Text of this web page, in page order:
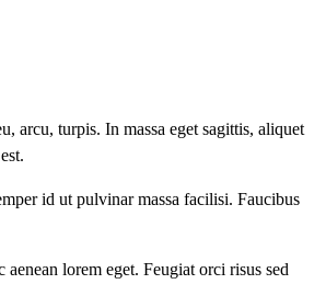
arcu, turpis. In massa eget sagittis, aliquet
id ut pulvinar massa facilisi. Faucibus
lorem eget. Feugiat orci risus sed